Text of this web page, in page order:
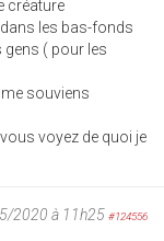
créature
les bas-fonds
gens ( pour les
souviens
voyez de quoi je
2020 à 11h25 #124556